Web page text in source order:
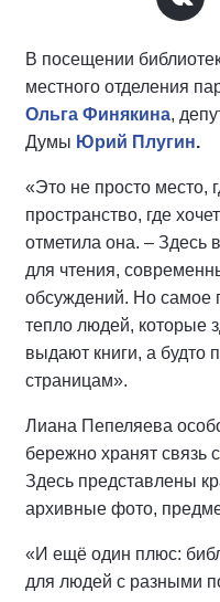
В посещении
местного отделения
Ольга Финякина,
Думы Юрий Плугин.
«Это не просто место,
пространство, где
отметила она. – Здесь
для чтения,
обсуждений. Но самое
тепло людей, которые
выдают книги, а будто
страницам».
Лиана Пепеляева
бережно хранят связь
Здесь представлены
архивные фото,
«И ещё один плюс:
для людей с разными